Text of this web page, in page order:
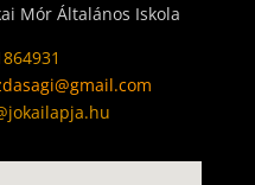
Mór Általános Iskola